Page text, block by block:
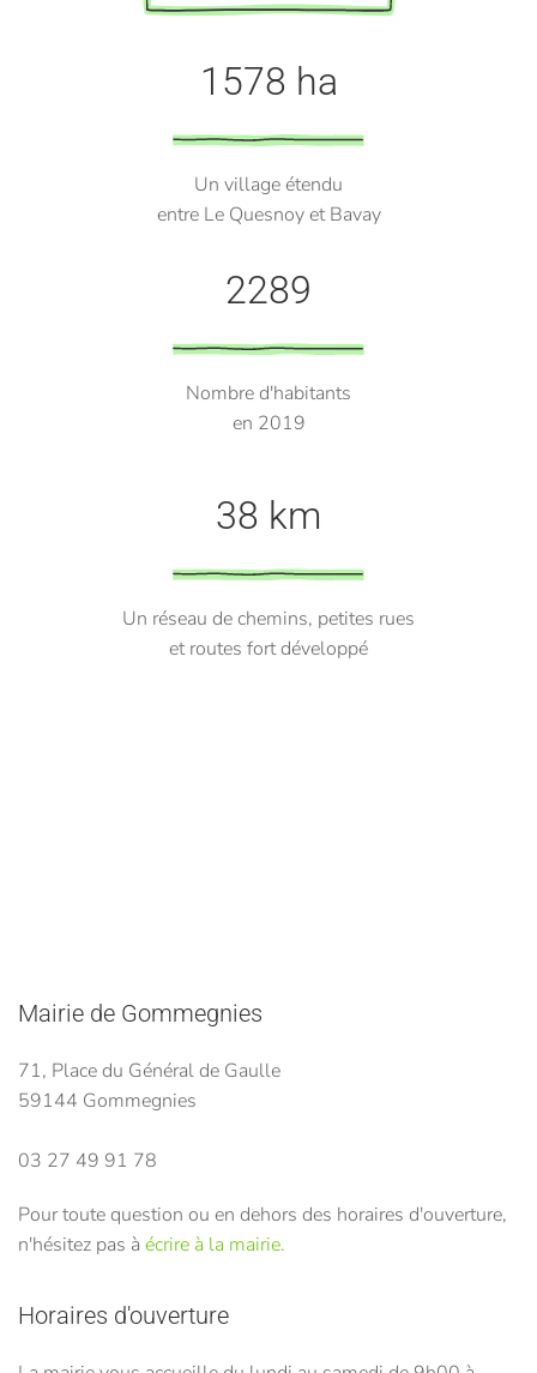
1578 ha
Un village étendu
entre Le Quesnoy et Bavay
2289
Nombre d'habitants
en 2019
38 km
Un réseau de chemins, petites rues
et routes fort développé
Mairie de Gommegnies
71, Place du Général de Gaulle
59144 Gommegnies
03 27 49 91 78
Pour toute question ou en dehors des horaires d'ouverture,
n'hésitez pas à écrire à la mairie.
Horaires d'ouverture